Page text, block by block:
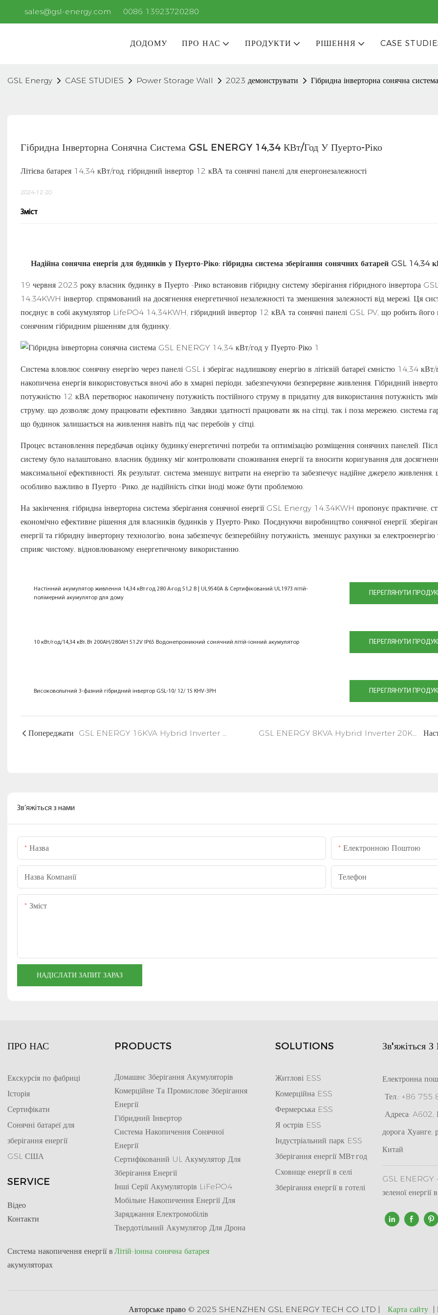
sales@gsl-energy.com 0086 13923720280
ДОДОМУ ПРО НАС ПРОДУКТИ РІШЕННЯ CASE
GSL Energy CASE STUDIES Power Storage Wall 2023 демонструвати Гібридна інверторна сонячна
Гібридна Інверторна Сонячна Система GSL ENERGY 14,34 КВт/год У Пуерто-Ріко
Літієва батарея 14,34 кВт/год, гібридний інвертор 12 кВА та сонячні панелі для енергонезалежності
2024-12-20
Зміст
Надійна сонячна енергія для будинків у Пуерто-Ріко: гібридна система зберігання сонячних батарей GSL 14,34
19 червня 2023 року власник будинку в Пуерто -Рико встановив гібридну систему зберігання гібридного інвертора
14.34KWH інвертор, спрямований на досягнення енергетичної незалежності та зменшення залежності від мережі. Ця
поєднує в собі акумулятор LifePO4 14,34KWH, гібридний інвертор 12 кВА та сонячні панелі GSL PV, що робить
сонячним гібридним рішенням для будинку.
Система вловлює сонячну енергію через панелі GSL і зберігає надлишкову енергію в літієвій батареї ємністю 14,34
накопичена енергія використовується вночі або в хмарні періоди, забезпечуючи безперервне живлення. Гібридний
потужністю 12 кВА перетворює накопичену потужність постійного струму в придатну для використання потужність
струму, що дозволяє дому працювати ефективно. Завдяки здатності працювати як на сітці, так і поза мережею, система
що будинок залишається на живлення навіть під час перебоїв у сітці.
Процес встановлення передбачав оцінку будинку’енергетичні потреби та оптимізацію розміщення сонячних панелей.
систему було налаштовано, власник будинку міг контролювати споживання енергії та вносити коригування для
максимальної ефективності. Як результат, система зменшує витрати на енергію та забезпечує надійне джерело живлення,
особливо важливо в Пуерто -Рико, де надійність сітки іноді може бути проблемою.
На закінчення, гібридна інверторна система зберігання сонячної енергії GSL Energy 14.34KWH пропонує практичне,
економічно ефективне рішення для власників будинків у Пуерто-Рико. Поєднуючи виробництво сонячної енергії,
енергії та гібридну інверторну технологію, вона забезпечує безперебійну потужність, зменшує рахунки за електроенергію
сприяє чистому, відновлюваному енергетичному використанню.
Настінний акумулятор живлення 14,34 кВт·год 280 А·год 51,2 В | UL9540A & Сертифікований UL1973 літій-
полімерний акумулятор для дому
ПЕРЕГЛЯНУТИ
10 кВт/год/14,34 кВт. Вт 200AH/280AH 51.2V IP65 Водонепроникний сонячний літій-іонний акумулятор ПЕРЕГЛЯНУТИ
Високовольтний 3-фазний гібридний інвертор GSL-10/ 12/ 15 KHV-3PH ПЕРЕГЛЯНУТИ
Попереджати
Зв’яжіться з нами
Назва Електронною Поштою
Назва Компанії Телефон
Зміст
НАДІСЛАТИ ЗАПИТ ЗАРАЗ
ПРО НАС
Екскурсія по фабриці
Історія
Сертифікати
Сонячні батареї для
зберігання енергії
GSL США
SERVICE
Відео
Контакти
PRODUCTS
Домашнє Зберігання Акумуляторів
Комерційне Та Промислове Зберігання
Енергії
Гібридний Інвертор
Система Накопичення Сонячної
Енергії
Сертифікований UL Акумулятор Для
Зберігання Енергії
Інші Серії Акумуляторів LiFePO4
Мобільне Накопичення Енергії Для
Заряджання Електромобілів
Твердотільний Акумулятор Для Дрона
SOLUTIONS
Житлові ESS
Комерційна ESS
Фермерська ESS
Я острів ESS
Індустріальний парк ESS
Зберігання енергії МВт·год
Сховище енергії в селі
Зберігання енергії в готелі
Зв'яжіться
Електронна
Тел.: +86 755
Адреса: A602,
дорога Хуанге,
Китай
GSL ENERGY
зеленої
Система накопичення енергії в
акумуляторах
Літій-іонна сонячна батарея
Авторське право © 2025 SHENZHEN GSL ENERGY TECH CO LTD | Карта сайту |